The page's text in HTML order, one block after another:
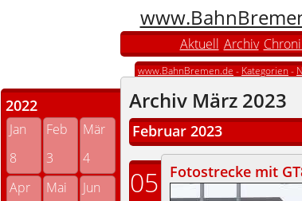
Aktuell Archiv
2022
Jan Feb
Mär
8
3
4
Apr
Mai
Jun
www.BahnBremen.de - Kategorien -
Archiv März 2023
Februar 2023
05
Fotostrecke mit